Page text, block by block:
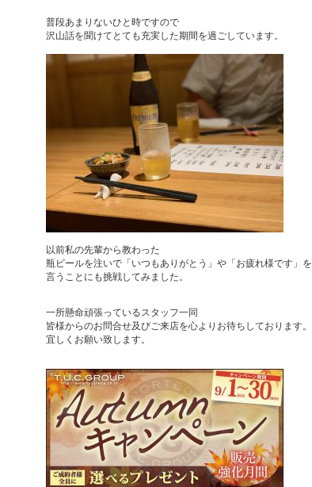
普段あまりないひと時ですので
沢山話を聞けてとても充実した期間を過ごしています。
以前私の先輩から教わった
瓶ビールを注いで「いつもありがとう」や「お疲れ様です」を
言うことにも挑戦してみました。
一所懸命頑張っているスタッフ一同
皆様からのお問合せ及びご来店を心よりお待ちしております。
宜しくお願い致します。